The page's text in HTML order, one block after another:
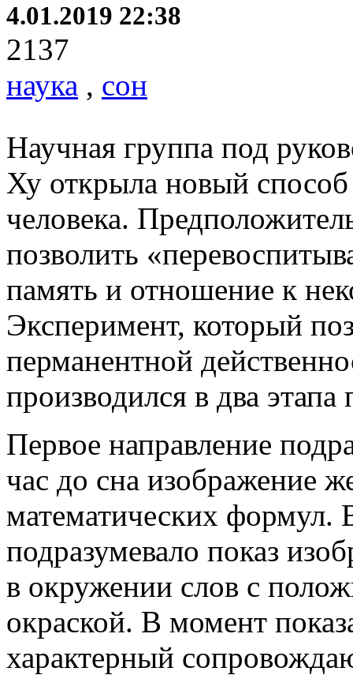
4.01.2019 22:38
2137
наука , сон
Научная группа под
Ху открыла новый способ
человека.
позволить
память и отношение к
Эксперимент, который
перманентной
производился в два
Первое направление
час до сна изображение
математических формул.
подразумевало показ
в окружении слов с
окраской. В момент
характерный